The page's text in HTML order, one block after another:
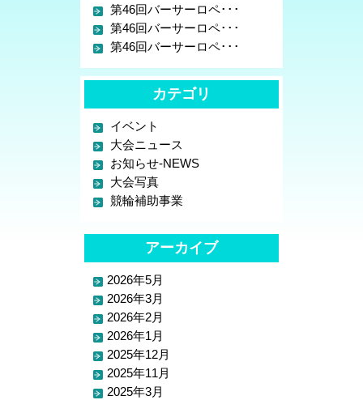
第46回バーサーロペ･･･
第46回バーサーロペ･･･
第46回バーサーロペ･･･
カテゴリ
イベント
大会ニュース
お知らせ-NEWS
大会写真
競輪補助事業
アーカイブ
2026年5月
2026年3月
2026年2月
2026年1月
2025年12月
2025年11月
2025年3月